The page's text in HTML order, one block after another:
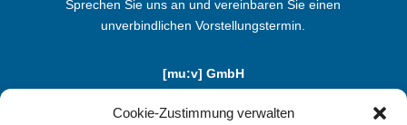
Cookie-Zustimmung verwalten
Sprechen Sie uns an und vereinbaren Sie einen
unverbindlichen Vorstellungstermin.
[mu:v] GmbH
Telefon: +49 (0) 89-1 24 74 20 - 0